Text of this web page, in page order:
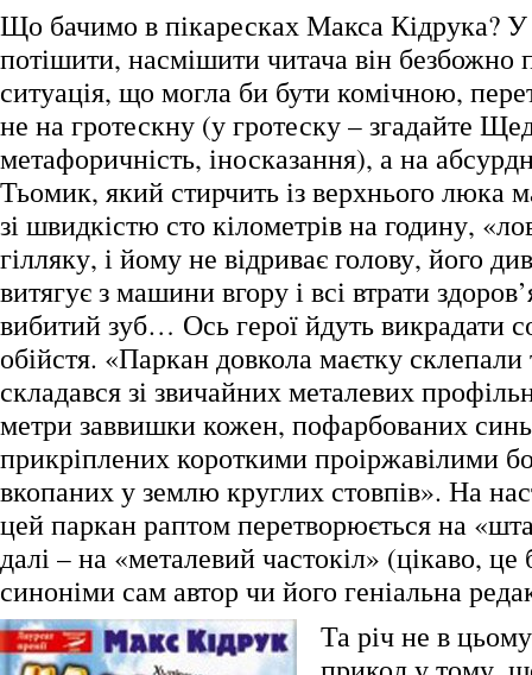
Що бачимо в пікаресках Макса Кідрука?
потішити, насмішити читача він безбожно
ситуація, що могла би бути комічною,
не на гротескну (у гротеску – згадайте
метафоричність, іносказання), а на
Тьомик, який стирчить із верхнього
зі швидкістю сто кілометрів на годину,
гілляку, і йому не відриває голову, його
витягує з машини вгору і всі втрати
вибитий зуб… Ось герої йдуть викрадати
обійстя. «Паркан довкола маєтку
складався зі звичайних металевих
метри заввишки кожен, пофарбованих
прикріплених короткими проіржавілими
вкопаних у землю круглих стовпів». На
цей паркан раптом перетворюється на
далі – на «металевий частокіл» (цікаво, це
синоніми сам автор чи його геніальна
Та річ не в